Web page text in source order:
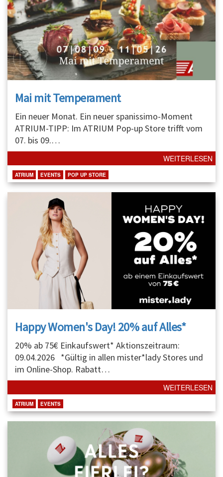
Mai mit Temperament
Ein neuer Monat. Ein neuer spanissimo-Moment
ATRIUM-TIPP: Im ATRIUM Pop-up Store trifft vom
07. bis 09.…
WEITERLESEN
ATRIUM EVENTS POP UP STORE
Happy Women's Day! 20% auf Alles*
20% ab 75€ Einkaufswert* Aktionszeitraum:
09.04.2026 *Gültig in allen mister*lady Stores und
im Online-Shop. Rabatt…
WEITERLESEN
ATRIUM EVENTS